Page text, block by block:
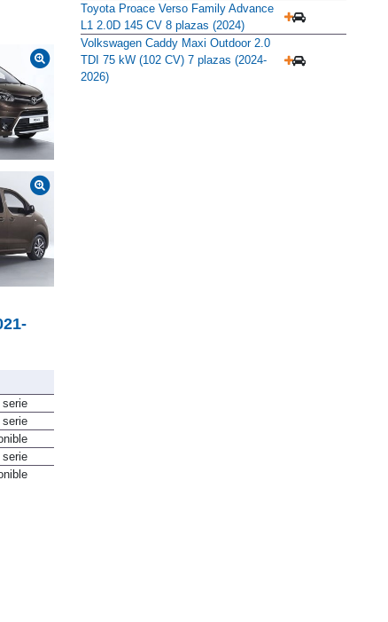
serie
serie
serie
Toyota Proace Verso Family Advance
L1 2.0D 145 CV 8 plazas (2024)
Volkswagen Caddy Maxi Outdoor 2.0
TDI 75 kW (102 CV) 7 plazas (2024-
2026)